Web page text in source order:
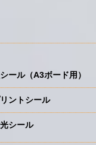
ール（A3ボード用）
ントシール
シール